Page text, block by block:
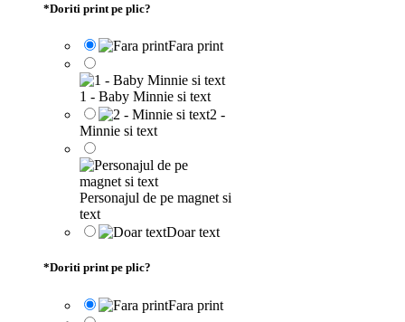
*Doriti print pe plic?
Fara print
1 - Baby Minnie si text
2 -
Minnie si text
Personajul de pe magnet si
text
Doar text
*Doriti print pe plic?
Fara print